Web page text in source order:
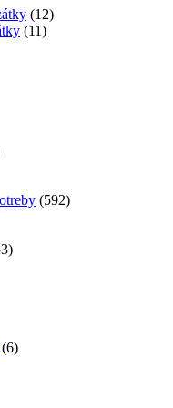
(12)
(11)
(592)
(6)